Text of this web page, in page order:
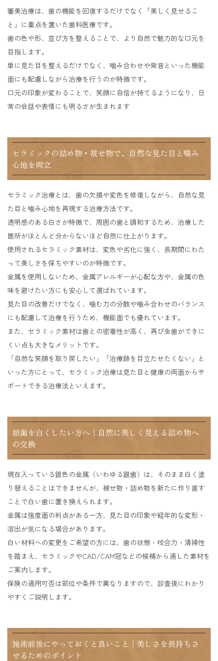
審美治療は、歯の機能を回復するだけでなく「美しく見せるこ
と」に重点を置いた歯科医療です。
歯の色や形、並び方を整えることで、より自然で魅力的な口元を
目指します。
単に見た目を整えるだけでなく、噛み合わせや発音といった機能
面にも配慮しながら治療を行うのが特徴です。
口元の印象が変わることで、笑顔に自信が持てるようになり、日
常の会話や表情にも明るさが生まれます
セラミックの詰め物・被せ物で、自然な見た目と噛み
心地を両立
セラミック治療とは、歯の欠損や変色を修復しながら、自然な見
た目と噛み心地を再現する治療方法です。
透明感のある白さが特徴で、周囲の歯と調和するため、治療した
箇所がほとんど分からないほど自然に仕上がります。
使用されるセラミック素材は、変色や劣化に強く、長期間にわた
って美しさを保ちやすいのが特徴です。
金属を使用しないため、金属アレルギーが心配な方や、金属の色
味を避けたい方にも安心して選ばれています。
見た目の改善だけでなく、噛む力の分散や噛み合わせのバランス
にも配慮して治療を行うため、機能面でも優れています。
また、セラミック素材は歯との密着性が高く、再び虫歯ができに
くい点も大きなメリットです。
「自然な笑顔を取り戻したい」「治療跡を目立たせたくない」と
いった方にとって、セラミック治療は見た目と健康の両面からサ
ポートできる治療法といえます。
銀歯を白くしたい方へ｜自然に美しく見える詰め物へ
の交換
現在入っている銀色の金属（いわゆる銀歯）は、そのまま白く塗
り替えることはできませんが、被せ物・詰め物を新たに作り直す
ことで白い歯に置き換えられます。
金属は強度面の利点がある一方、見た目の印象や経年的な変形・
溶出が気になる場合があります。
白い材料への変更をご希望の方には、歯の状態・咬合力・清掃性
を踏まえ、セラミックやCAD/CAM冠などの候補から適した素材を
ご案内します。
保険の適用可否は部位や条件で異なりますので、診査後にわかり
やすくご説明します。
施術前後にやっておくと良いこと｜美しさを長持ちさ
せるためのポイント